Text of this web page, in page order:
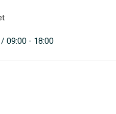
09:00 - 18:00